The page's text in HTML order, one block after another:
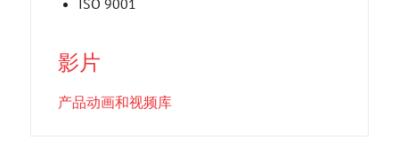
影片
产品动画和视频库